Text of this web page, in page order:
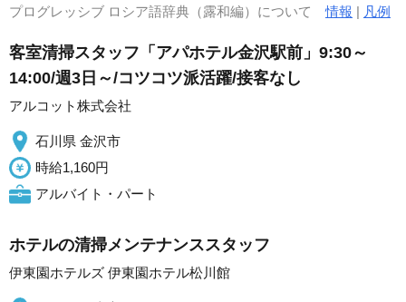
プログレッシブ ロシア語辞典（露和編）について情報 | 凡例
客室清掃スタッフ「アパホテル金沢駅前」9:30～
14:00/週3日～/コツコツ派活躍/接客なし
アルコット株式会社
石川県 金沢市
時給1,160円
アルバイト・パート
ホテルの清掃メンテナンススタッフ
伊東園ホテルズ 伊東園ホテル松川館